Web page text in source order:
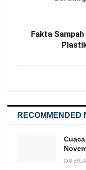
Fakta
RECOMMENDED
8